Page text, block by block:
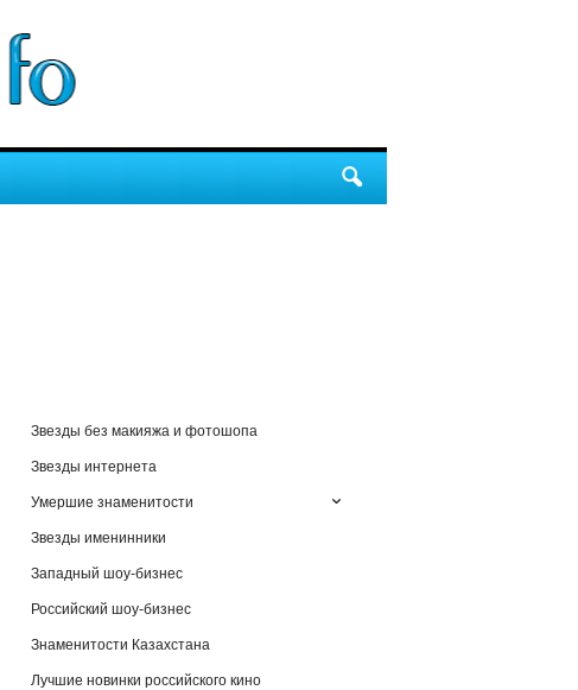
Звезды без макияжа и фотошопа
Звезды интернета
Умершие знаменитости
Звезды именинники
Западный шоу-бизнес
Российский шоу-бизнес
Знаменитости Казахстана
Лучшие новинки российского кино